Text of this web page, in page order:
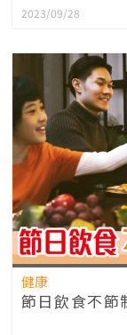
2023/09/28
健康
節日飲食不節